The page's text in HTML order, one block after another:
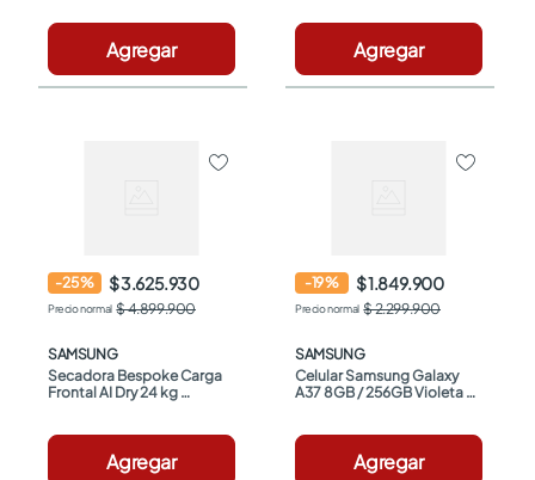
Agregar Agregar
-25% $ 3.625.930
$ 4.899.900
SAMSUNG
Secadora Bespoke Carga
Frontal AI Dry 24 kg
Agregar
-19% $ 1.849.900
$ 2.299.900
SAMSUNG
Celular Samsung Galaxy
A37 8GB / 256GB Violeta +
Agregar